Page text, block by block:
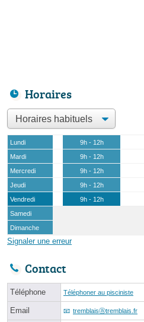
Horaires
Lundi 9h - 12h
Mardi
9h - 12h
Mercredi
9h - 12h
Jeudi
9h - 12h
Vendredi
9h - 12h
Samedi
Dimanche
Signaler une erreur
Contact
Téléphone Téléphoner au pisciniste
Email tremblaisⓐtremblais.fr